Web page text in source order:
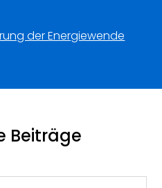
der Energiewende
Beiträge